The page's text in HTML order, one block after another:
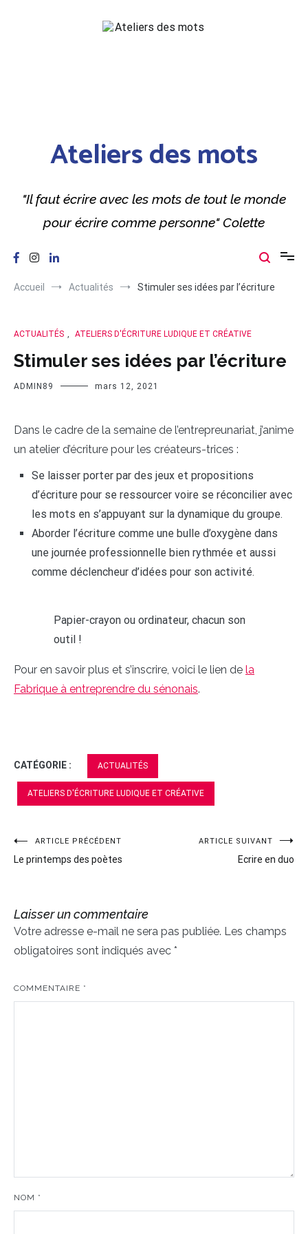
Ateliers des mots
"Il faut écrire avec les mots de tout le monde
pour écrire comme personne" Colette
Accueil Actualités Stimuler ses idées par l’écriture
ACTUALITÉS , ATELIERS D'ÉCRITURE LUDIQUE ET CRÉATIVE
Stimuler ses idées par l’écriture
ADMIN89 mars 12, 2021
Dans le cadre de la semaine de l’entrepreunariat, j’anime
un atelier d’écriture pour les créateurs-trices :
Se laisser porter par des jeux et propositions
d’écriture pour se ressourcer voire se réconcilier avec
les mots en s’appuyant sur la dynamique du groupe.
Aborder l’écriture comme une bulle d’oxygène dans
une journée professionnelle bien rythmée et aussi
comme déclencheur d’idées pour son activité.
Papier-crayon ou ordinateur, chacun son
outil !
Pour en savoir plus et s’inscrire, voici le lien de la
Fabrique à entreprendre du sénonais.
CATÉGORIE : ACTUALITÉS
ATELIERS D'ÉCRITURE LUDIQUE ET CRÉATIVE
Navigation
ARTICLE PRÉCÉDENT
Le printemps des poètes
ARTICLE SUIVANT
Ecrire en duo
Laisser un commentaire
Votre adresse e-mail ne sera pas publiée. Les champs
obligatoires sont indiqués avec *
COMMENTAIRE *
NOM *